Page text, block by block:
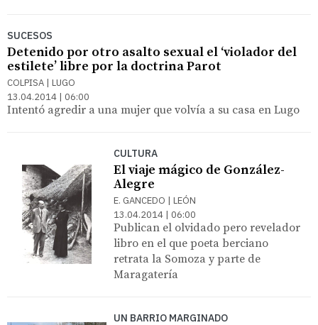
SUCESOS
Detenido por otro asalto sexual el ‘violador del
estilete’ libre por la doctrina Parot
COLPISA | LUGO
13.04.2014 | 06:00
Intentó agredir a una mujer que volvía a su casa en Lugo
CULTURA
El viaje mágico de González-
Alegre
E. GANCEDO | LEÓN
13.04.2014 | 06:00
Publican el olvidado pero revelador
libro en el que poeta berciano
retrata la Somoza y parte de
Maragatería
UN BARRIO MARGINADO